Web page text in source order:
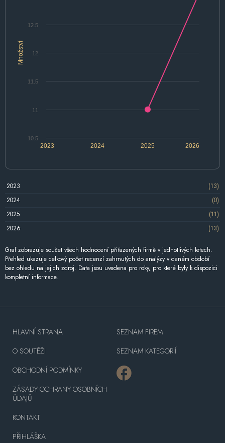
Množství
2024 2026
2023 2025
10.5
11
11.5
12
12.5
2023
(13)
2024
(0)
2025
(11)
2026
(13)
Graf zobrazuje součet všech hodnocení přiřazených firmě v jednotlivých letech.
Přehled ukazuje celkový počet recenzí zahrnutých do analýzy v daném období
bez ohledu na jejich zdroj. Data jsou uvedena pro roky, pro které byly k dispozici
kompletní informace.
HLAVNÍ STRANA
O SOUTĚŽI
OBCHODNÍ PODMÍNKY
ZÁSADY OCHRANY OSOBNÍCH
ÚDAJŮ
KONTAKT
PŘIHLÁŠKA
SEZNAM FIREM
SEZNAM KATEGORIÍ